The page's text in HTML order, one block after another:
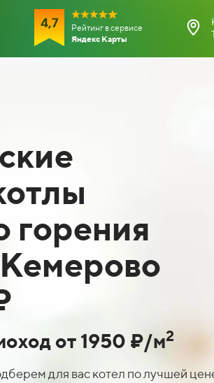
4,7
Рейтинг в сервисе
Яндекс Карты
горения
от 1950 ₽/м2
для вас котел по лучшей